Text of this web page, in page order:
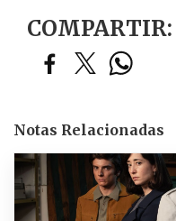
COMPARTIR:
Notas Relacionadas